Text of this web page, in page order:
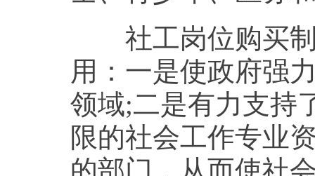
社工岗位购买制
用：一是使政府强
领域;二是有力支持
限的社会工作专业